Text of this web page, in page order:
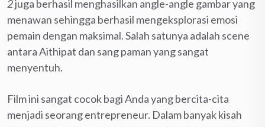
2juga berhasil menghasilkan angle-angle gambar yang
menawan sehingga berhasil mengeksplorasi emosi
pemain dengan maksimal. Salah satunya adalah scene
antara Aithipat dan sang paman yang sangat
menyentuh.
Film ini sangat cocok bagi Anda yang bercita-cita
menjadi seorang entrepreneur. Dalam banyak kisah